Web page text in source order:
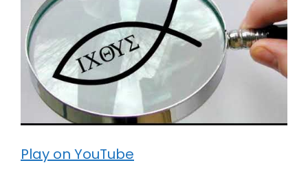
Play on YouTube